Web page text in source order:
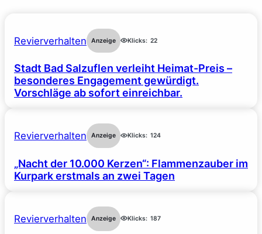
Revierverhalten Anzeige Klicks: 22
Stadt Bad Salzuflen verleiht Heimat-Preis –
besonderes Engagement gewürdigt.
Vorschläge ab sofort einreichbar.
Revierverhalten Anzeige Klicks: 124
„Nacht der 10.000 Kerzen“: Flammenzauber im
Kurpark erstmals an zwei Tagen
Revierverhalten Anzeige Klicks: 187